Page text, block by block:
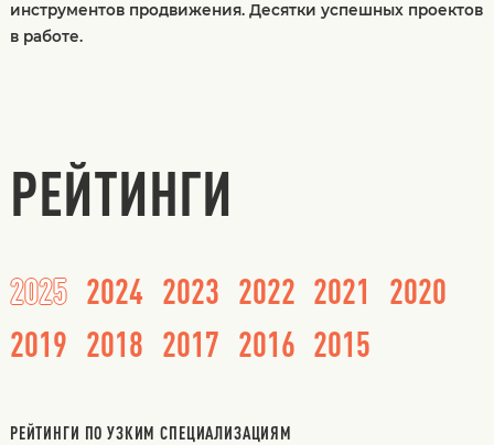
инструментов продвижения. Десятки успешных проектов
в работе.
РЕЙТИНГИ
2025 2024 2023 2022 2021 2020
2019 2018 2017 2016 2015
РЕЙТИНГИ ПО УЗКИМ СПЕЦИАЛИЗАЦИЯМ